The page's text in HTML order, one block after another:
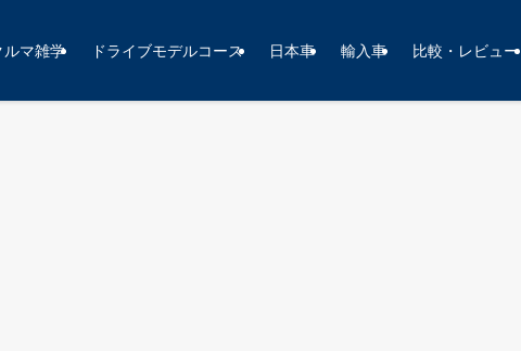
ルマ雑学 ドライブモデルコース 日本車 輸入車 比較・レビュー